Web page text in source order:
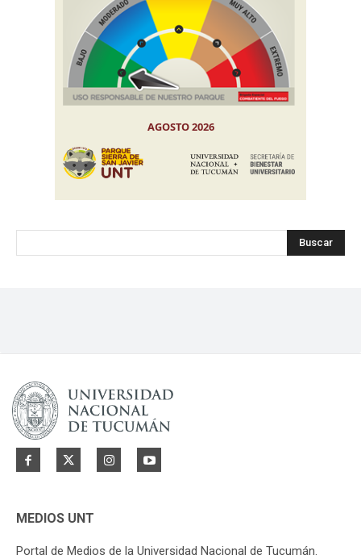
Buscar
MEDIOS UNT
Portal de Medios de la Universidad Nacional de Tucumán.